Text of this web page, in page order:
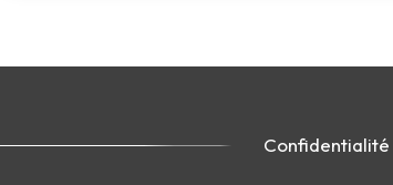
Confidentialité